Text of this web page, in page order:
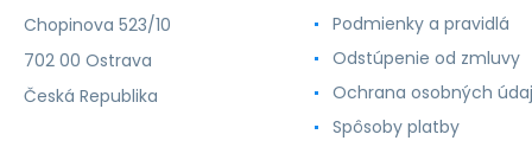
Chopinova 523/10
702 00 Ostrava
Česká Republika
Podmienky a pravidlá
Odstúpenie od zmluvy
Ochrana osobných
Spôsoby platby